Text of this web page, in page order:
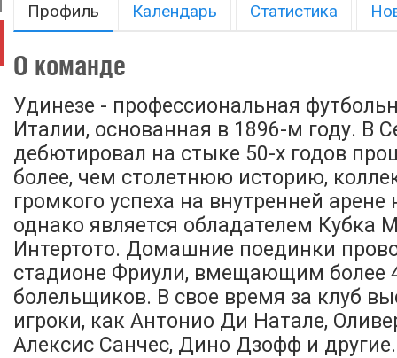
Профиль Календарь Статистика
О команде
Удинезе - профессиональная
Италии, основанная в 1896-м году. В
дебютировал на стыке 50-х годов
более, чем столетнюю историю,
громкого успеха на внутренней арене
однако является обладателем Кубка
Интертото. Домашние поединки
стадионе Фриули, вмещающим более
болельщиков. В свое время за клуб
игроки, как Антонио Ди Натале,
Алексис Санчес, Дино Дзофф и другие.